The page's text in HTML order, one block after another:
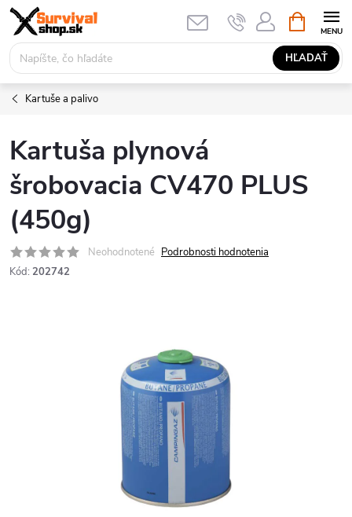
Prejsť
obsah
HĽADAŤ
KOŠÍK
Kartuše a palivo
Kartuša plynová
šrobovacia CV470 PLUS
(450g)
Neohodnotené Podrobnosti hodnotenia
Kód: 202742